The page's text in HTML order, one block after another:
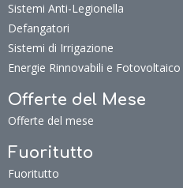
Sistemi Anti-Legionella
Defangatori
Sistemi di Irrigazione
Energie Rinnovabili e Fotovoltaico
Offerte del Mese
Offerte del mese
Fuoritutto
Fuoritutto